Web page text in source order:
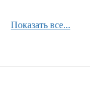
Показать все...